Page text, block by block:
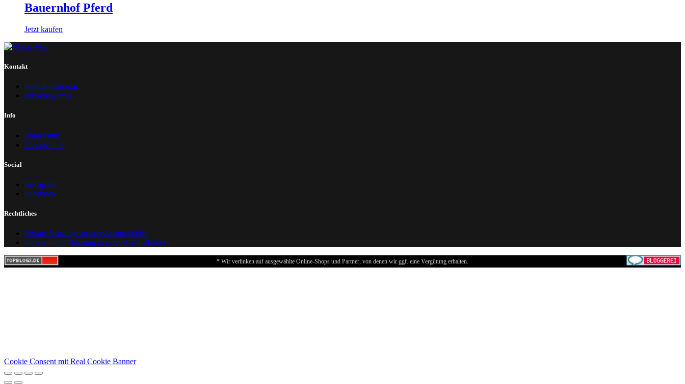
Bauernhof Pferd
Jetzt kaufen
Kontakt
Kontaktformular
Wissenswertes
Info
Impressum
Datenschutz
Social
Instagram
Facebook
Rechtliches
Private Nutzung unserer Ausmalbilder
Gewerbliche Nutzung unserer Ausmalbilder
* Wir verlinken auf ausgewählte Online-Shops und Partner, von denen wir ggf. eine Vergütung erhalten.
Cookie Consent mit Real Cookie Banner